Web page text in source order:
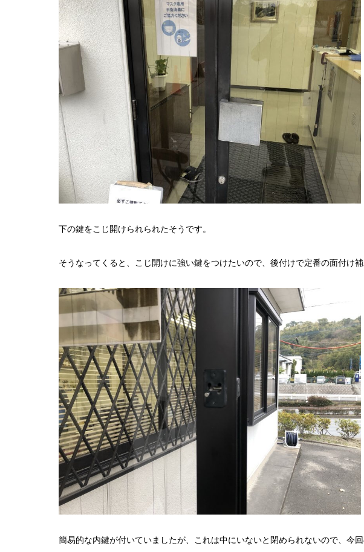
下の鍵をこじ開けられられたそうです。
そうなってくると、こじ開けに強い鍵をつけたいので、後付けで定番の面付け
簡易的な内鍵が付いていましたが、これは中にいないと閉められないので、今